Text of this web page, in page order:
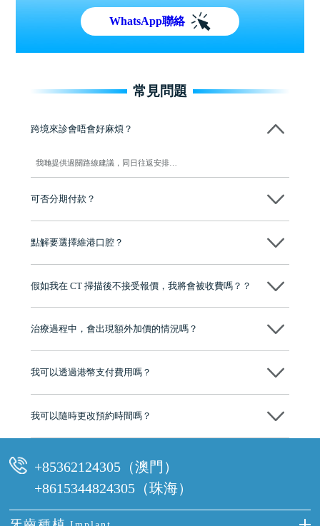
WhatsApp聯絡
常見問題
跨境來診會唔會好麻煩？
我哋提供過關路線建議，同日往返安排…
可否分期付款？
點解要選擇維港口腔？
牌」、「2025香港企業領袖品牌」，是諾貝爾種植系統全球放心植牙中
至今已服務超過三十個國家和地區的顧客，受到粵港澳大灣區及周邊城
市市民極高的口碑評價及信任推薦 珠海、深圳設有八大分院，香港亦設
有咨詢及服務保障中心，有任何問題都可以隨時預約免費咨詢，讓人十
假如我在 CT 掃描後不接受報價，我將會被收費嗎？？
不會！只要未開始實際服務之前，你不會被收取任何費用。
治療過程中，會出現額外加價的情況嗎？
我可以透過港幣支付費用嗎？
我可以隨時更改預約時間嗎？
+85362124305（澳門）
+8615344824305（珠海）